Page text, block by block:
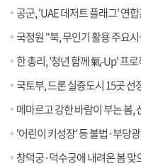
공군, 'UAE 데저트 플래그' 연
국정원 "북, 무인기 활용 주요
한 총리, '청년 함께 氣-Up' 프로젝
국토부, 드론 실증도시 15곳 선
메마르고 강한 바람이 부는 봄,
'어린이 키성장' 등 불법·부당
창덕궁·덕수궁에 내려온 봄 맞